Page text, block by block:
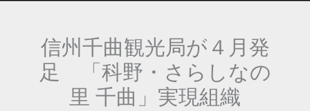
信州千曲観光局が４月発
足 「科野・さらしなの
里 千曲」実現組織